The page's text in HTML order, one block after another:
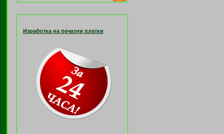
Изработка на печатни платки